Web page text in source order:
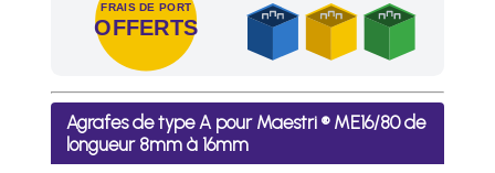
FRAIS DE PORT
OFFERTS
Frais de port offerts en France métropolitaine dès l'achat
Agrafes de type A pour Maestri ® ME16/80 de
longueur 8mm à 16mm